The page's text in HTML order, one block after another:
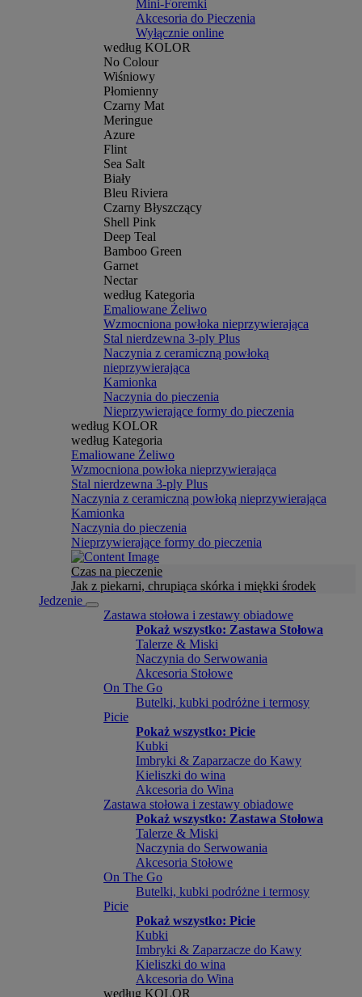
Mini-Foremki
Akcesoria do Pieczenia
Wyłącznie online
według KOLOR
No Colour
Wiśniowy
Płomienny
Czarny Mat
Meringue
Azure
Flint
Sea Salt
Biały
Bleu Riviera
Czarny Błyszczący
Shell Pink
Deep Teal
Bamboo Green
Garnet
Nectar
według Kategoria
Emaliowane Żeliwo
Wzmocniona powłoka nieprzywierająca
Stal nierdzewna 3-ply Plus
Naczynia z ceramiczną powłoką
nieprzywierająca
Kamionka
Naczynia do pieczenia
Nieprzywierające formy do pieczenia
według KOLOR
według Kategoria
Emaliowane Żeliwo
Wzmocniona powłoka nieprzywierająca
Stal nierdzewna 3-ply Plus
Naczynia z ceramiczną powłoką nieprzywierająca
Kamionka
Naczynia do pieczenia
Nieprzywierające formy do pieczenia
Czas na pieczenie
Jak z piekarni, chrupiąca skórka i miękki środek
Jedzenie
Zastawa stołowa i zestawy obiadowe
Pokaż wszystko: Zastawa Stołowa
Talerze & Miski
Naczynia do Serwowania
Akcesoria Stołowe
On The Go
Butelki, kubki podróżne i termosy
Picie
Pokaż wszystko: Picie
Kubki
Imbryki & Zaparzacze do Kawy
Kieliszki do wina
Akcesoria do Wina
Zastawa stołowa i zestawy obiadowe
Pokaż wszystko: Zastawa Stołowa
Talerze & Miski
Naczynia do Serwowania
Akcesoria Stołowe
On The Go
Butelki, kubki podróżne i termosy
Picie
Pokaż wszystko: Picie
Kubki
Imbryki & Zaparzacze do Kawy
Kieliszki do wina
Akcesoria do Wina
według KOLOR